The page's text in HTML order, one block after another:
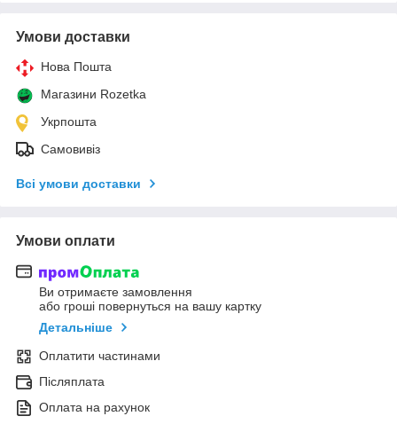
Умови доставки
Нова Пошта
Магазини Rozetka
Укрпошта
Самовивіз
Всі умови доставки
Умови оплати
Ви отримаєте замовлення
або гроші повернуться на вашу картку
Детальніше
Оплатити частинами
Післяплата
Оплата на рахунок